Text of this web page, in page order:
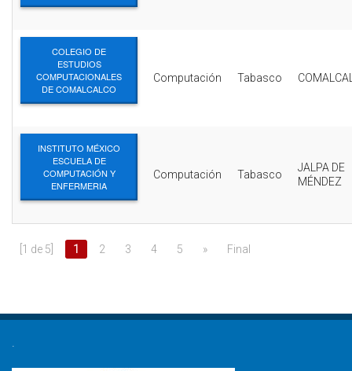
COLEGIO DE
ESTUDIOS
COMPUTACIONALES
DE COMALCALCO
Computación Tabasco
INSTITUTO MÉXICO
ESCUELA DE
COMPUTACIÓN Y
ENFERMERIA
Computación Tabasco
JALPA DE
MÉNDEZ
[1 de 5] 1 2 3 4 5 » Final
.